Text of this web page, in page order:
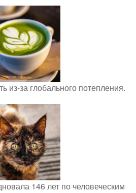
из-за глобального потепления.
146 лет по человеческим